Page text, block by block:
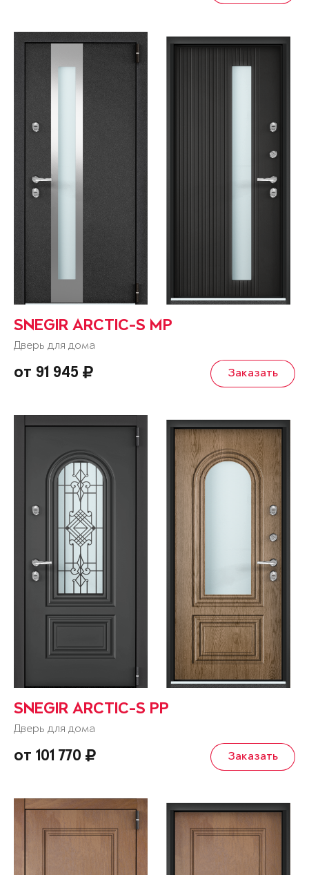
SNEGIR ARCTIC-S MP
Дверь для дома
от 91 945 Заказать
SNEGIR ARCTIC-S PP
Дверь для дома
от 101 770 Заказать